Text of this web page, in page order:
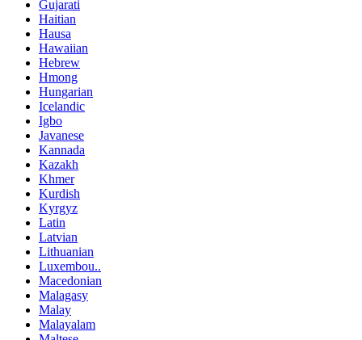
Gujarati
Haitian
Hausa
Hawaiian
Hebrew
Hmong
Hungarian
Icelandic
Igbo
Javanese
Kannada
Kazakh
Khmer
Kurdish
Kyrgyz
Latin
Latvian
Lithuanian
Luxembou..
Macedonian
Malagasy
Malay
Malayalam